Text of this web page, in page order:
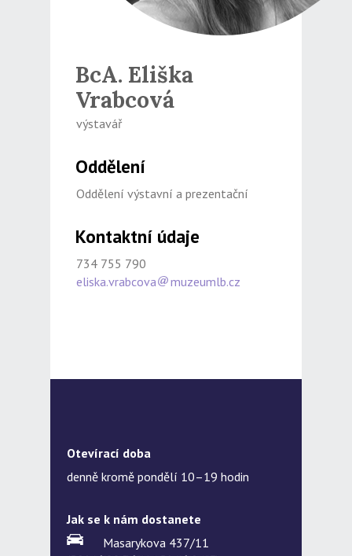
BcA. Eliška
Vrabcová
výstavář
Oddělení
Oddělení výstavní a prezentační
Kontaktní údaje
734 755 790
eliska.vrabcova
muzeumlb.cz
Otevírací doba
denně kromě pondělí 10–19 hodin
Jak se k nám dostanete
Masarykova 437/11